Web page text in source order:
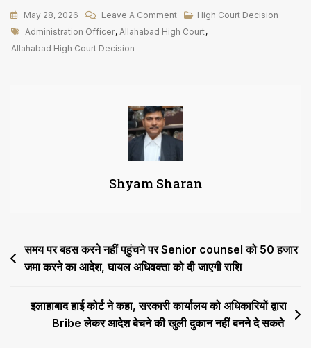
May 28, 2026 Leave A CommentOn
Administration
व्यक्तिगत
संतुष्टि
आधार
पर
धार्मिक
पहचान
परिवर्तन
को
High Court Decision
Tags
Administration Officer, Allahabad High Court,
Allahabad High Court Decision
Shyam Sharan
Post
navigation
समय पर बहस करने नहीं पहुंचने पर Senior counsel को 50 हजार
जमा करने का आदेश, घायल अधिवक्ता को दी जाएगी राशि
इलाहाबाद हाई कोर्ट ने कहा, सरकारी कार्यालय को अधिकारियों द्वारा
Bribe लेकर आदेश बेचने की खुली दुकान नहीं बनने दे सकते